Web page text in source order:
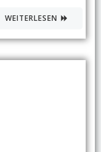
WEITERLESEN